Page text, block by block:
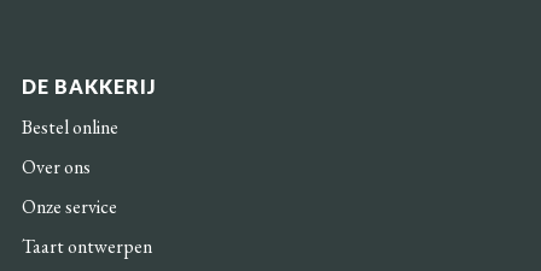
DE BAKKERIJ
Bestel online
Over ons
Onze service
Taart ontwerpen